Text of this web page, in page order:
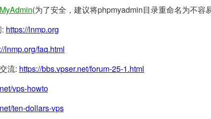
(为了安全，建议将phpmyadmin目录重命名为不容
https://lnmp.org
lnmp.org/faq.html
流: https://bbs.vpser.net/forum-25-1.html
vps-howto
ten-dollars-vps